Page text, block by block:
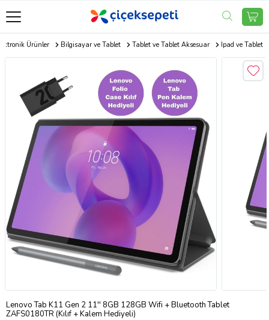
Ürünler Bilgisayar ve Tablet Tablet ve Tablet Aksesuar Ipad ve Tablet
Lenovo Tab K11 Gen 2 11'' 8GB 128GB Wifi + Bluetooth Tablet
ZAFS0180TR (Kılıf + Kalem Hediyeli)